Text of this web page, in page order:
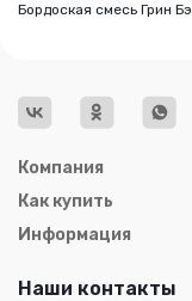
Бордоская смесь Грин
Компания
Как купить
Информация
Наши контакты